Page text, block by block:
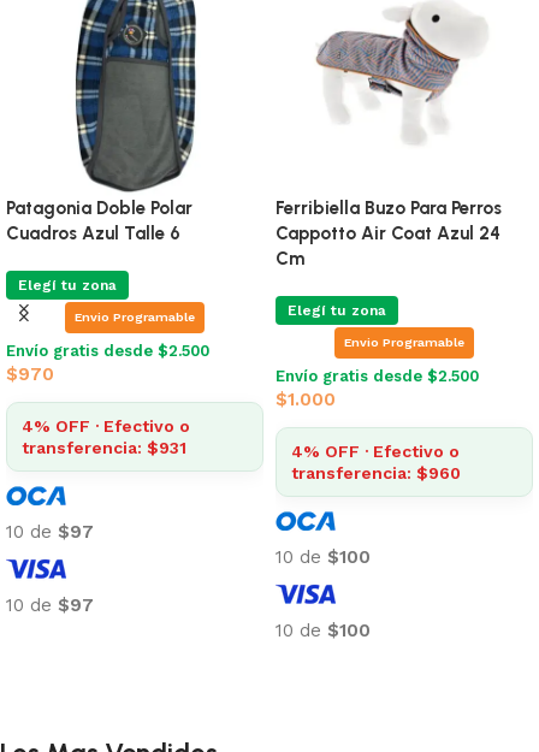
Buzo Para Perros Simfor
Brownie Talle 6
Elegí tu zona
Envio Programable
Envío gratis desde $2.500
$1.063
4% OFF · Efectivo o
transferencia: $1.021
10 de $106
10 de $106
Buzo Para Perros Simfor
Dominic Talle 6
Envio Programable
Envío gratis desde $2.500
$1.063
4% OFF · Efectivo o
transferencia: $1.021
10 de$106
10 de$106
Añadir al carrito